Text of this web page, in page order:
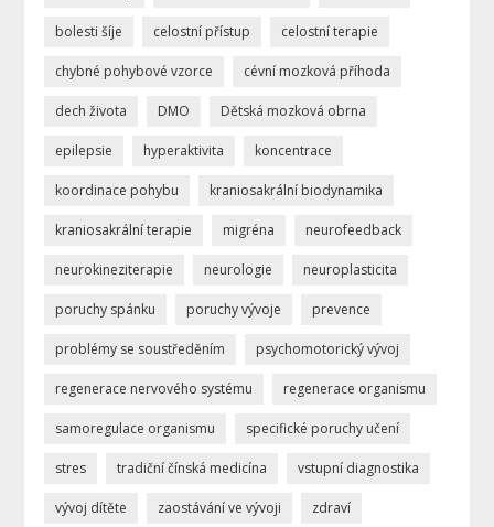
bolesti šíje celostní přístup celostní terapie
chybné pohybové vzorce cévní mozková příhoda
dech života DMO Dětská mozková obrna
epilepsie hyperaktivita koncentrace
koordinace pohybu kraniosakrální biodynamika
kraniosakrální terapie migréna neurofeedback
neurokineziterapie neurologie neuroplasticita
poruchy spánku poruchy vývoje prevence
problémy se soustředěním psychomotorický vývoj
regenerace nervového systému regenerace organismu
samoregulace organismu specifické poruchy učení
stres tradiční čínská medicína vstupní diagnostika
vývoj dítěte zaostávání ve vývoji zdraví